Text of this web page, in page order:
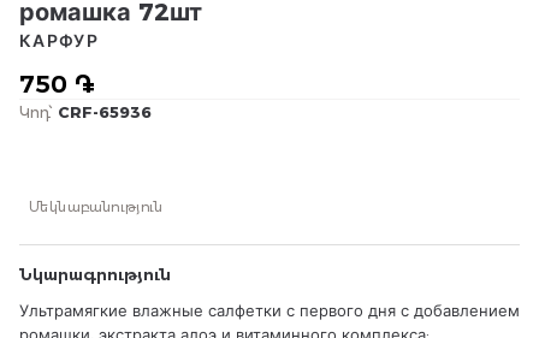
ромашка 72шт
750 ֏
КАРФУР
Կոդ՝ CRF-65936
Մեկնաբանություն
Նկարագրություն
Ультрамягкие влажные салфетки с первого дня с добавлением
ромашки, экстракта алоэ и витаминного комплекса: